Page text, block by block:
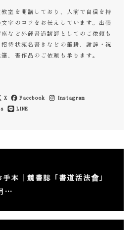
室を開講しており、人前で自信を持
字のコツをお伝えしています。出張
など外部書道講師としてのご依頼も
待状宛名書きなどの筆耕、謝辞・祝
、書作品のご依頼も承ります。
X Facebook
Instagram
LINE
手本｜競書誌「書道活法會」
…